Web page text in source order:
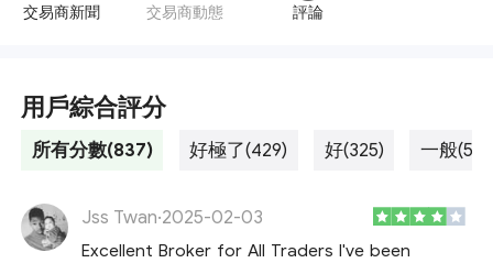
交易商新聞 交易商動態 評論
用戶綜合評分
所有分數(837) 好極了(429) 好(325) 一般(54)
Jss Twan·2025-02-03
Excellent Broker for All Traders I've been